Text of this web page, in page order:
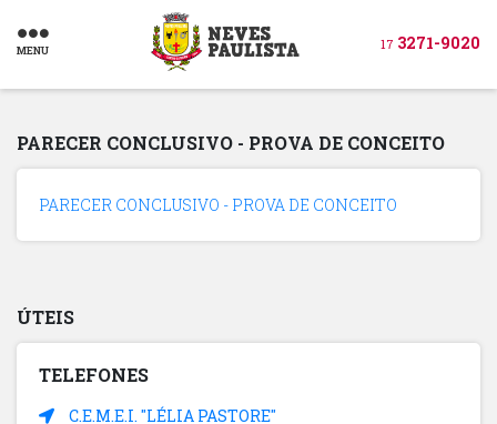
MENU 17 3271-9020
PARECER CONCLUSIVO - PROVA DE CONCEITO
PARECER CONCLUSIVO - PROVA DE CONCEITO
ÚTEIS
TELEFONES
C.E.M.E.I. "LÉLIA PASTORE"